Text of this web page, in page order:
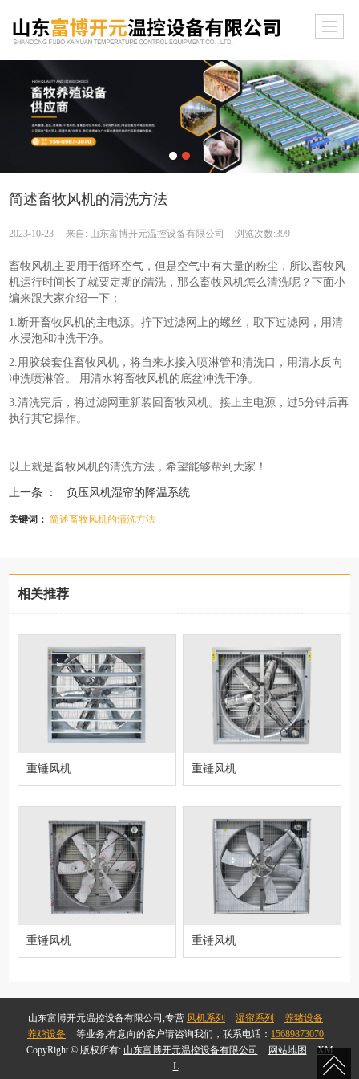
简述畜牧风机的清洗方法
2023-10-23 来自: 山东富博开元温控设备有限公司 浏览次数:399
畜牧风机主要用于循环空气，但是空气中有大量的粉尘，所以畜牧风
机运行时间长了就要定期的清洗，那么畜牧风机怎么清洗呢？下面小
编来跟大家介绍一下：
1.断开畜牧风机的主电源。拧下过滤网上的螺丝，取下过滤网，用清
水浸泡和冲洗干净。
2.用胶袋套住畜牧风机，将自来水接入喷淋管和清洗口，用清水反向
冲洗喷淋管。 用清水将畜牧风机的底盆冲洗干净。
3.清洗完后，将过滤网重新装回畜牧风机。接上主电源，过5分钟后再
执行其它操作。
以上就是畜牧风机的清洗方法，希望能够帮到大家！
上一条 ： 负压风机湿帘的降温系统
关键词：简述畜牧风机的清洗方法
相关推荐
重锤风机 重锤风机
重锤风机 重锤风机
山东富博开元温控设备有限公司,专营 风机系列 湿帘系列
养猪设备
养鸡设备
等业务,有意向的客户请咨询我们，联系电话： 15689873070
CopyRight © 版权所有: 山东富博开元温控设备有限公司 网站地图
XM
L